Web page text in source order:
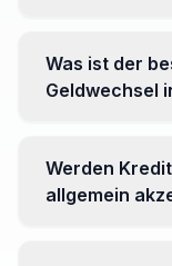
Einrichtungen zu
vermeiden.
Was ist der
Geldwechsel
auf
maximieren.
Werden
allgemein